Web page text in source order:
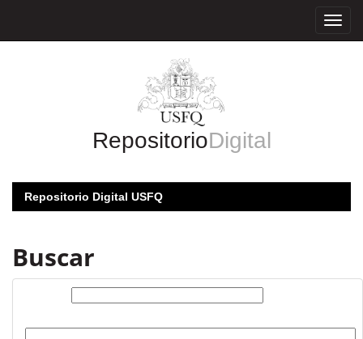
RepositorioDigital
Repositorio Digital USFQ
Buscar